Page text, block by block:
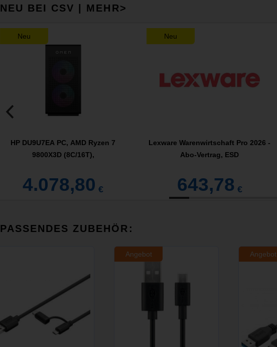
NEU BEI CSV | MEHR>
Neu
HP DU9U7EA PC, AMD Ryzen 7
9800X3D (8C/16T),
4.078,80 €
Neu
Lexware Warenwirtschaft Pro 2026 -
Abo-Vertrag, ESD
643,78 €
PASSENDES ZUBEHÖR:
Angebot Angebot